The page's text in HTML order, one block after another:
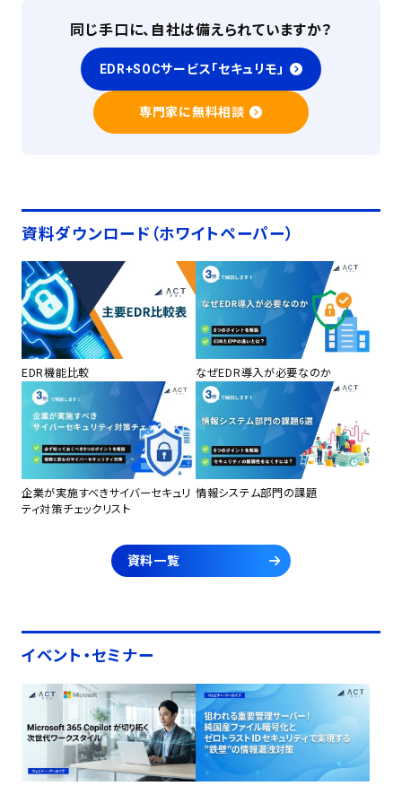
同じ手口に、自社は備えられていますか？
EDR+SOCサービス「セキュリモ」
専門家に無料相談
資料ダウンロード（ホワイトペーパー）
EDR機能比較 なぜEDR導入が必要なのか
企業が実施すべきサイバーセキュリ
ティ対策チェックリスト
情報システム部門の課題
資料一覧
イベント・セミナー